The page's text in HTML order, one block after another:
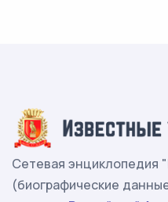
Сетевая энциклопедия
(биографические